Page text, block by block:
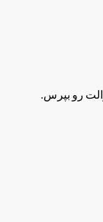
رو بپرس.